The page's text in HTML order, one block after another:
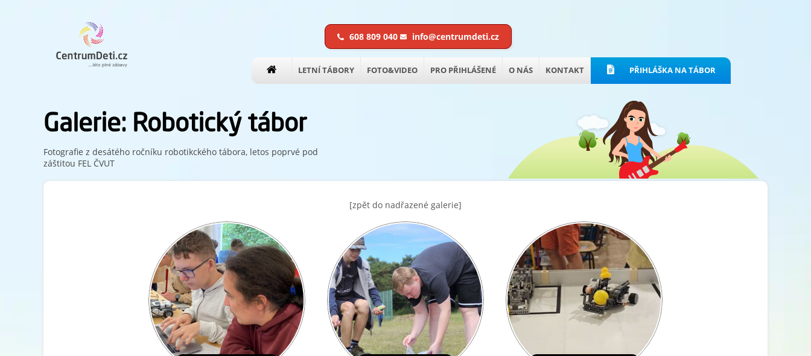
608 809 040 info@centrumdeti.cz
LETNÍ TÁBORY FOTO&VIDEO PRO PŘIHLÁŠENÉ O NÁS KONTAKT PŘIHLÁŠKA NA TÁBOR
Galerie: Robotický tábor
Fotografie z desátého ročníku robotikckého tábora, letos poprvé pod
záštitou FEL ČVUT
[zpět do nadřazené galerie]